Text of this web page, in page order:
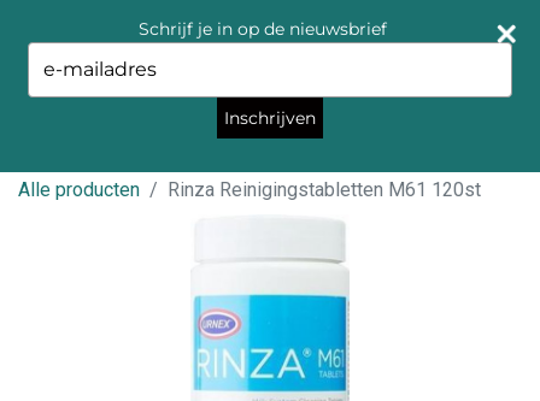
Alle producten Rinza Reinigingstabletten M61 120st
Schrijf je in op de nieuwsbrief
your
email
Inschrijven